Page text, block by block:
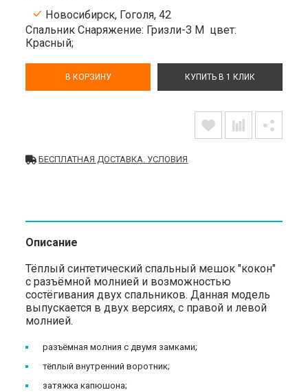
Новосибирск, Гоголя, 42
Спальник Снаряжение: Гризли-3 М цвет:
Красный;
В КОРЗИНУ КУПИТЬ В 1 КЛИК
БЕСПЛАТНАЯ ДОСТАВКА. УСЛОВИЯ
Описание
Тёплый синтетический спальный мешок "кокон"
с разъёмной молнией и возможностью
состёгивания двух спальников. Данная модель
выпускается в двух версиях, с правой и левой
молнией.
разъёмная молния с двумя замками;
тёплый внутренний воротник;
затяжка капюшона;